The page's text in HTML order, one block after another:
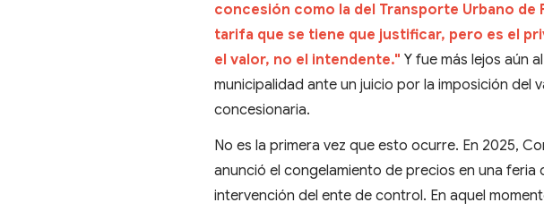
concesión como la del Transporte Urbano de
tarifa que se tiene que justificar, pero es el
el valor, no el intendente." Y fue más lejos aún
municipalidad ante un juicio por la imposición del
concesionaria.
No es la primera vez que esto ocurre. En 2025,
anunció el congelamiento de precios en una
intervención del ente de control. En aquel